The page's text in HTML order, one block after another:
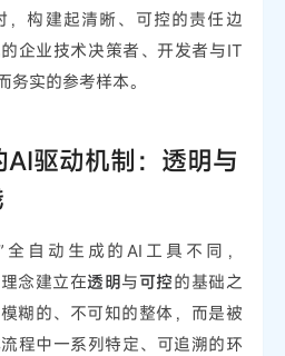
，构建起清晰、可控的责任边
企业技术决策者、开发者与IT
务实的参考样本。
驱动机制：透明与
自动生成的AI工具不同，
念建立在透明与可控的基础之
糊的、不可知的整体，而是被
程中一系列特定、可追溯的环